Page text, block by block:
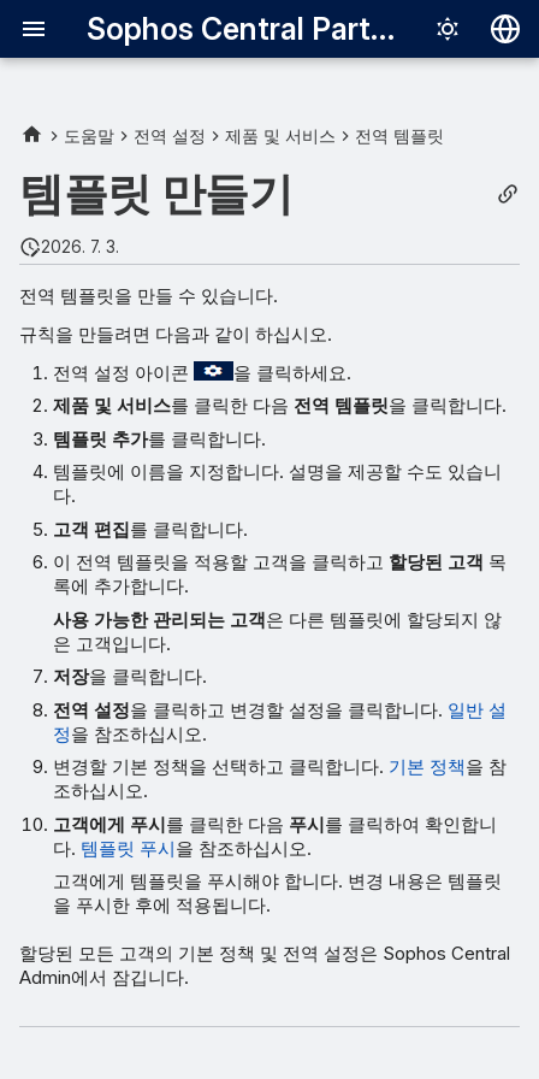
Sophos Central Partner
English
Italiano
도움말 전역 설정 제품 및 서비스 전역 템플릿
템플릿 만들기
2026. 7. 3.
전역 템플릿을 만들 수 있습니다.
규칙을 만들려면 다음과 같이 하십시오.
전역 설정 아이콘
을 클릭하세요.
제품 및 서비스를 클릭한 다음 전역 템플릿을 클릭합니다.
템플릿 추가를 클릭합니다.
템플릿에 이름을 지정합니다. 설명을 제공할 수도 있습니
다.
고객 편집를 클릭합니다.
이 전역 템플릿을 적용할 고객을 클릭하고 할당된 고객 목
록에 추가합니다.
사용 가능한 관리되는 고객은 다른 템플릿에 할당되지 않
은 고객입니다.
저장을 클릭합니다.
전역 설정을 클릭하고 변경할 설정을 클릭합니다. 일반 설
정을 참조하십시오.
변경할 기본 정책을 선택하고 클릭합니다. 기본 정책을 참
조하십시오.
고객에게 푸시를 클릭한 다음 푸시를 클릭하여 확인합니
다. 템플릿 푸시을 참조하십시오.
고객에게 템플릿을 푸시해야 합니다. 변경 내용은 템플릿
을 푸시한 후에 적용됩니다.
할당된 모든 고객의 기본 정책 및 전역 설정은 Sophos Central
Admin에서 잠깁니다.